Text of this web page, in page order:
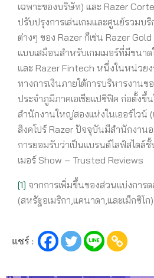
เฉพาะของบริษัท) และ Razer
ปรับปรุงการเล่นเกมและศูนย์รวมบ
ต่างๆ ของ Razer ก็เช่น Razer
แบบเสมือนสำหรับเกมเมอร์ที่มีขนา
และ Razer Fintech หนึ่งในหน่วยง
ทางการเงินภายใต้การบริหารงานข
ประจำภูมิภาคเอเชียแปซิฟิค ก่อตั้งขึ้
สำนักงานใหญ่สองแห่งในเออร์ไวน์
สิงคโปร์ Razer ปัจจุบันมีสำนักงาน
การยอมรับว่าเป็นแบรนด์ไลฟ์สไตล์
เมอร์ Show – Trusted Reviews
[1] จากการเพิ่มขึ้นของส่วนแบ่งการต
(สหรัฐอเมริกา,แคนาดา,และเม็กซิโก
แชร์ :